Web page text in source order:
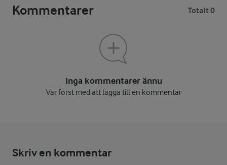
Kommentarer Totalt 0
Inga kommentarer ännu
Var först med att lägga till en kommentar
Skriv en kommentar